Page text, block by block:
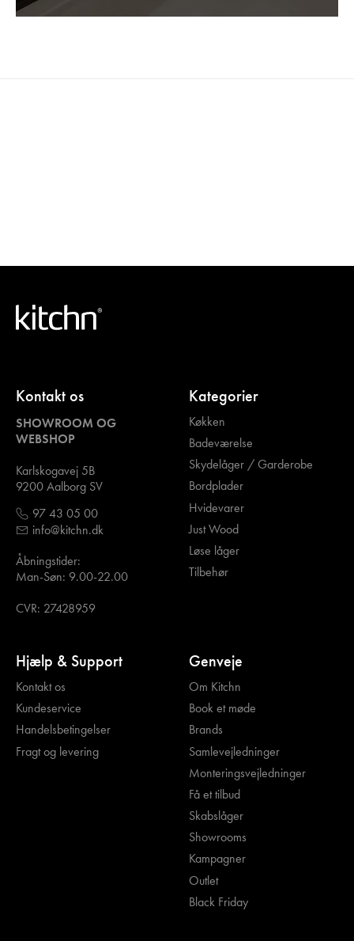
Kontakt os
SHOWROOM OG
WEBSHOP
Karlskogavej 5B
9200 Aalborg SV
97 43 05 00
info@kitchn.dk
Åbningstider:
Man-Søn: 9.00-22.00
CVR: 27428959
Kategorier
Køkken
Badeværelse
Skydelåger / Garderobe
Bordplader
Hvidevarer
Just Wood
Løse låger
Tilbehør
Hjælp & Support
Kontakt os
Kundeservice
Handelsbetingelser
Fragt og levering
Genveje
Om Kitchn
Book et møde
Brands
Samlevejledninger
Monteringsvejledninger
Få et tilbud
Skabslåger
Showrooms
Kampagner
Outlet
Black Friday